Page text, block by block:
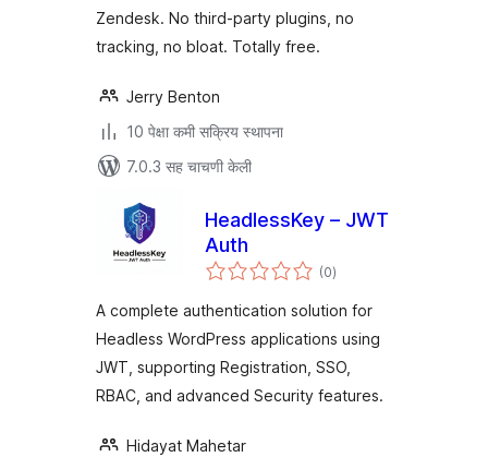
Zendesk. No third-party plugins, no
tracking, no bloat. Totally free.
Jerry Benton
10 पेक्षा कमी सक्रिय स्थापना
7.0.3 सह चाचणी केली
HeadlessKey – JWT
Auth
(0एकूण
मूल्यांकन
)
A complete authentication solution for
Headless WordPress applications using
JWT, supporting Registration, SSO,
RBAC, and advanced Security features.
Hidayat Mahetar